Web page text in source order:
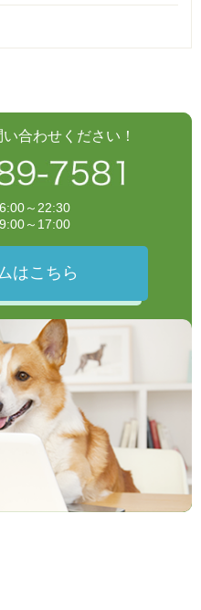
合わせください！
～22:30
～17:00
はこちら